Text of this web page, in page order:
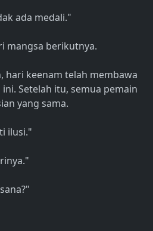
ada medali."
mangsa berikutnya.
hari keenam telah membawa
Setelah itu, semua pemain
yang sama.
ilusi."